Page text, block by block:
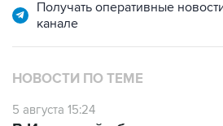
Получать оперативные
канале
НОВОСТИ ПО ТЕМЕ
5 августа 15:24